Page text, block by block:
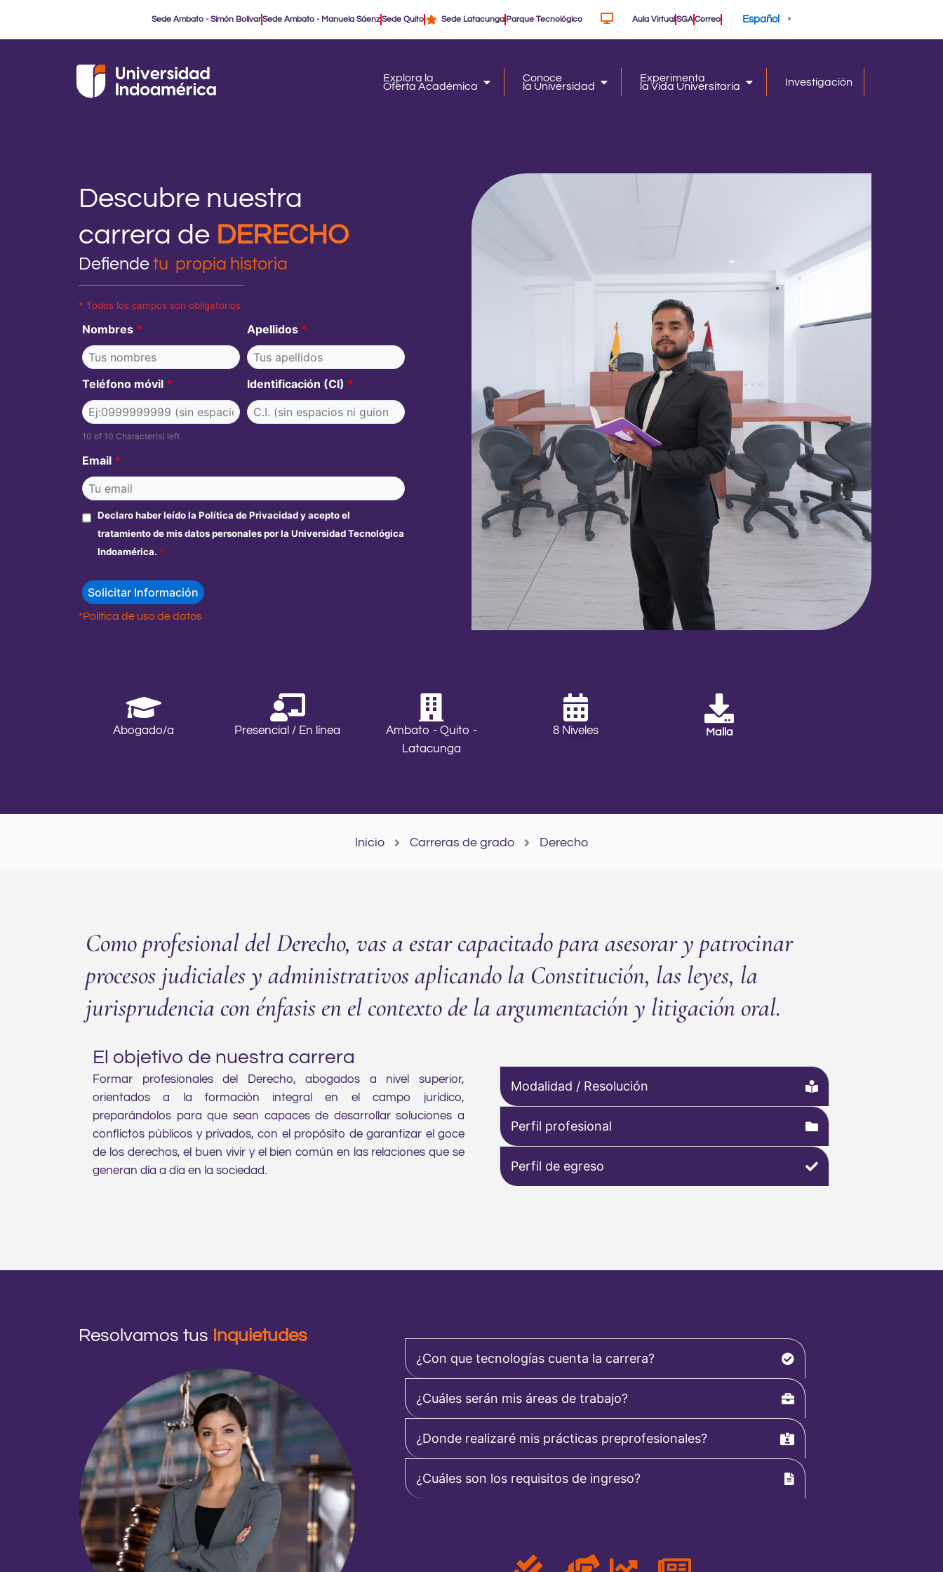
Sede Ambato - Simón BolivarSede Ambato - Manuela SáenzSede Quito Sede Latacunga Parque Tecnológico Aula VirtualSGACorreo Español ▼
Explora la
Oferta Académica
Open Explora la
Oferta Académica
Conoce
la Universidad
Open Conoce
la Universidad
Experimenta
la Vida Universitaria Investigación
Descubre nuestra
carrera de DERECHO
Defiendetu propia historia
* Todos los campos son obligatorios
Nombres * Apellidos *
Teléfono móvil *
10 of 10 Character(s) left
Identificación (CI) *
Email *
Declaro haber leído la Política de Privacidad y acepto el
tratamiento de mis datos personales por la Universidad Tecnológica
Indoamérica. *
*Política de uso de datos
Abogado/a Presencial / En línea
Ambato - Quito -
Latacunga
8 Niveles Malla
Inicio Carreras de grado Derecho
Como profesional del Derecho, vas a estar capacitado para asesorar y patrocinar
procesos judiciales y administrativos aplicando la Constitución, las leyes, la
jurisprudencia con énfasis en el contexto de la argumentación y litigación oral.
El objetivo de nuestra carrera
Formar profesionales del Derecho, abogados a nivel superior,
orientados a la formación integral en el campo jurídico,
preparándolos para que sean capaces de desarrollar soluciones a
conflictos públicos y privados, con el propósito de garantizar el goce
de los derechos, el buen vivir y el bien común en las relaciones que se
generan día a día en la sociedad.
Modalidad / Resolución
Perfil profesional
Perfil de egreso
Resolvamos tus Inquietudes
¿Con que tecnologías cuenta la carrera?
¿Cuáles serán mis áreas de trabajo?
¿Donde realizaré mis prácticas preprofesionales?
¿Cuáles son los requisitos de ingreso?